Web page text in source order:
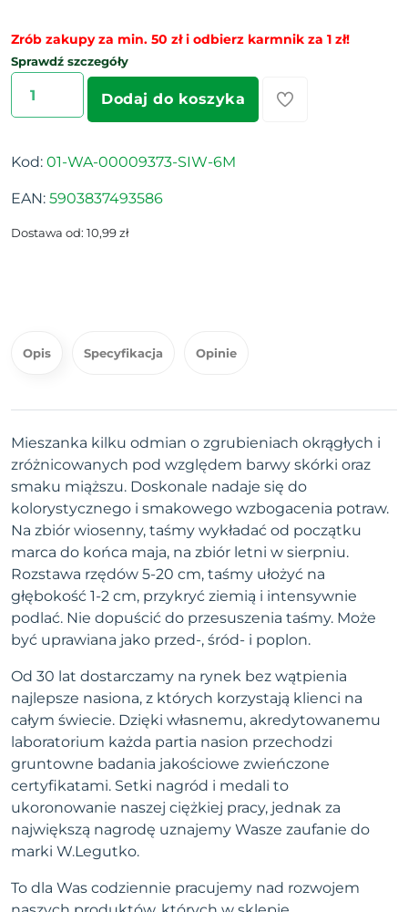
Zrób zakupy za min. 50 zł i odbierz karmnik za 1 zł!
Sprawdź szczegóły
Dodaj do koszyka
Kod: 01-WA-00009373-SIW-6M
EAN: 5903837493586
Dostawa od: 10,99 zł
Opis Specyfikacja Opinie
Mieszanka kilku odmian o zgrubieniach okrągłych i
zróżnicowanych pod względem barwy skórki oraz
smaku miąższu. Doskonale nadaje się do
kolorystycznego i smakowego wzbogacenia potraw.
Na zbiór wiosenny, taśmy wykładać od początku
marca do końca maja, na zbiór letni w sierpniu.
Rozstawa rzędów 5-20 cm, taśmy ułożyć na
głębokość 1-2 cm, przykryć ziemią i intensywnie
podlać. Nie dopuścić do przesuszenia taśmy. Może
być uprawiana jako przed-, śród- i poplon.
Od 30 lat dostarczamy na rynek bez wątpienia
najlepsze nasiona, z których korzystają klienci na
całym świecie. Dzięki własnemu, akredytowanemu
laboratorium każda partia nasion przechodzi
gruntowne badania jakościowe zwieńczone
certyfikatami. Setki nagród i medali to
ukoronowanie naszej ciężkiej pracy, jednak za
największą nagrodę uznajemy Wasze zaufanie do
marki W.Legutko.
To dla Was codziennie pracujemy nad rozwojem